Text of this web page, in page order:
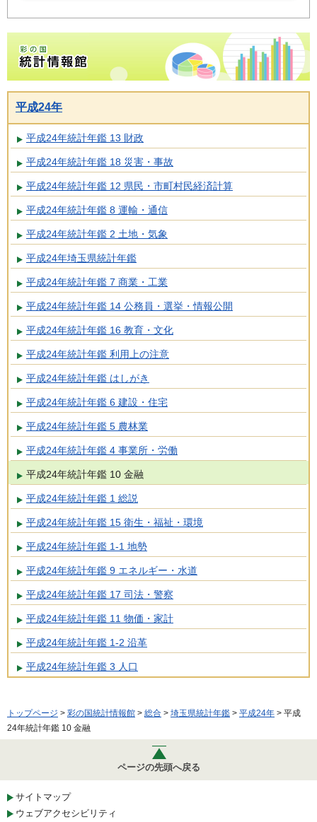
彩の国統計情報館トップページ
平成24年
平成24年統計年鑑 13 財政
平成24年統計年鑑 18 災害・事故
平成24年統計年鑑 12 県民・市町村民経済計算
平成24年統計年鑑 8 運輸・通信
平成24年統計年鑑 2 土地・気象
平成24年埼玉県統計年鑑
平成24年統計年鑑 7 商業・工業
平成24年統計年鑑 14 公務員・選挙・情報公開
平成24年統計年鑑 16 教育・文化
平成24年統計年鑑 利用上の注意
平成24年統計年鑑 はしがき
平成24年統計年鑑 6 建設・住宅
平成24年統計年鑑 5 農林業
平成24年統計年鑑 4 事業所・労働
平成24年統計年鑑 10 金融
平成24年統計年鑑 1 総説
平成24年統計年鑑 15 衛生・福祉・環境
平成24年統計年鑑 1-1 地勢
平成24年統計年鑑 9 エネルギー・水道
平成24年統計年鑑 17 司法・警察
平成24年統計年鑑 11 物価・家計
平成24年統計年鑑 1-2 沿革
平成24年統計年鑑 3 人口
トップページ > 彩の国統計情報館 > 総合 > 埼玉県統計年鑑 > 平成24年 > 平成
24年統計年鑑 10 金融
ページの先頭へ戻る
サイトマップ
ウェブアクセシビリティ